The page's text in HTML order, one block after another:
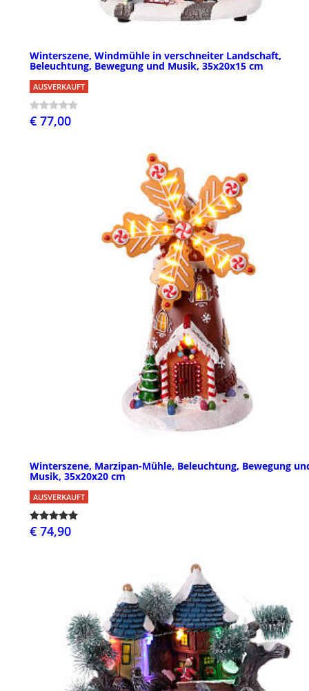
Winterszene, Windmühle in verschneiter Landschaft,
Beleuchtung, Bewegung und Musik, 35x20x15 cm
AUSVERKAUFT
€ 77,00
Winterszene, Marzipan-Mühle, Beleuchtung, Bewegung
Musik, 35x20x20 cm
AUSVERKAUFT
€ 74,90